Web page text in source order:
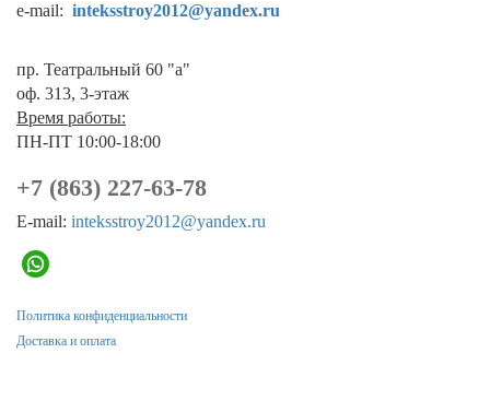
e-mail: inteksstroy2012@yandex.ru
пр. Театральный 60 "а"
оф. 313, 3-этаж
Время работы:
ПН-ПТ 10:00-18:00
+7 (863) 227-63-78
E-mail: inteksstroy2012@yandex.ru
Политика конфиденциальности
Доставка и оплата